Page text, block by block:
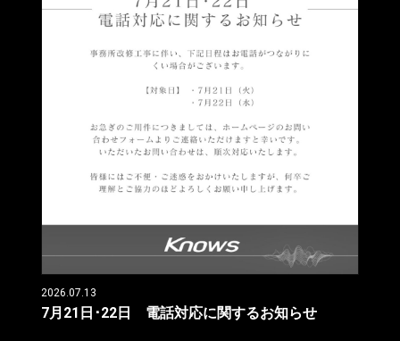
2026.07.13
7月21日･22日 電話対応に関するお知らせ